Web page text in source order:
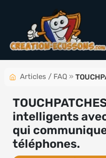
contenu
Articles / FAQ »
intelligents
qui
téléphones.